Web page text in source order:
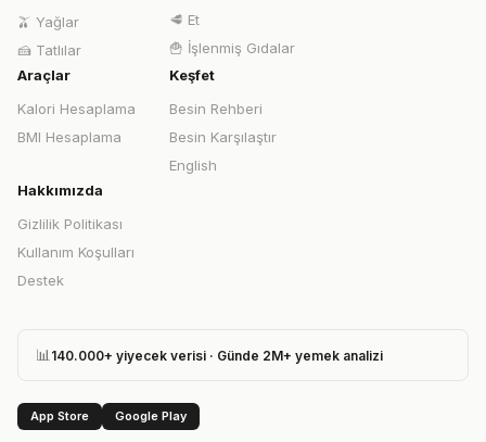
🫒 Yağlar
🍰 Tatlılar
🥩 Et
🍟 İşlenmiş Gıdalar
Araçlar
Kalori Hesaplama
BMI Hesaplama
Keşfet
Besin Rehberi
Besin Karşılaştır
English
Hakkımızda
Gizlilik Politikası
Kullanım Koşulları
Destek
📊 140.000+ yiyecek verisi · Günde 2M+ yemek analizi
App Store Google Play